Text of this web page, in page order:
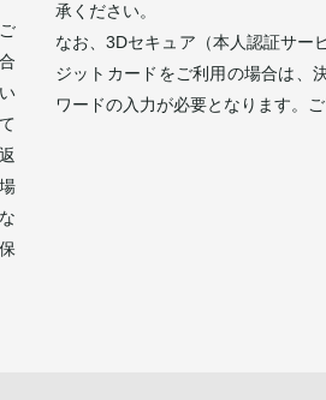
承ください。
なお、3Dセキュア（本人認証サー
ジットカードをご利用の場合は、
ワードの入力が必要となります。ご